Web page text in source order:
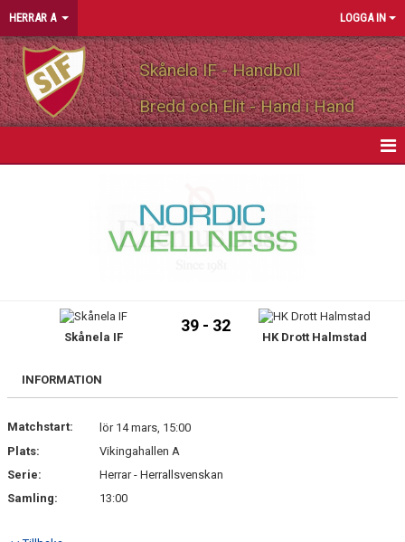
HERRAR A LOGGA IN
Skånela IF - Handboll
Bredd och Elit - Hand i Hand
PERSONLIGA PARTNERS
DOKUMENT
KONTAKT
Skånela IF
39 - 32
HK Drott Halmstad
INFORMATION
Matchstart:
lör 14 mars, 15:00
Plats:
Vikingahallen A
Serie:
Herrar - Herrallsvenskan
Samling:
13:00